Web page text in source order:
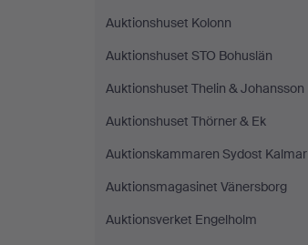
Auktionshuset Kolonn
Auktionshuset STO Bohuslän
Auktionshuset Thelin & Johansson
Auktionshuset Thörner & Ek
Auktionskammaren Sydost Kalmar
Auktionsmagasinet Vänersborg
Auktionsverket Engelholm